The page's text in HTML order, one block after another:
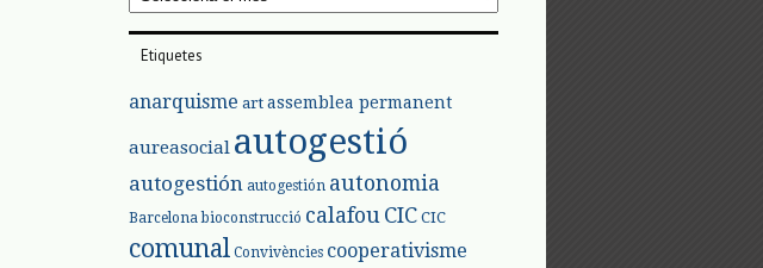
Etiquetes
anarquisme art assemblea permanent
aureasocial autogestió
autogestión autogestión autonomia
Barcelona bioconstrucció calafou CIC CIC
comunal Convivències cooperativisme